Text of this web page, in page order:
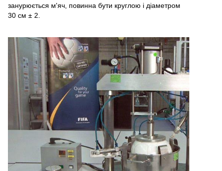
занурюється м'яч, повинна бути круглою і діаметром
30 см ± 2.